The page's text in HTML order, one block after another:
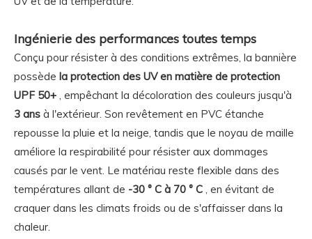
Ingénierie des performances toutes temps
Conçu pour résister à des conditions extrêmes, la bannière
possède la protection des UV en matière de protection
UPF 50+ , empêchant la décoloration des couleurs jusqu'à
3 ans à l'extérieur. Son revêtement en PVC étanche
repousse la pluie et la neige, tandis que le noyau de maille
améliore la respirabilité pour résister aux dommages
causés par le vent. Le matériau reste flexible dans des
températures allant de -30 ° C à 70 ° C , en évitant de
craquer dans les climats froids ou de s'affaisser dans la
chaleur.